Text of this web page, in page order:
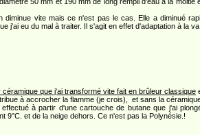
diminue vite mais ce n'est pas le cas. Elle a diminué
j'ai eu du mal à traiter. Il s'agit en effet d'adaptation à la
céramique que j'ai transformé vite fait en brûleur classique
à accrocher la flamme (je crois), et sans la
à partir d'une cartouche de butane que j'ai
9°C. et de la neige dehors. Ce n'est pas la Polynésie.!